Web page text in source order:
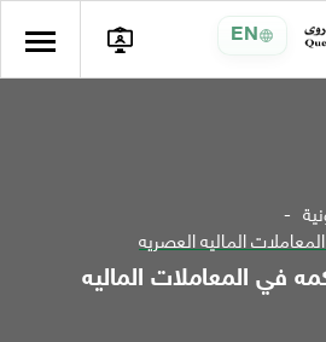
EN
الماليه العصريه
في المعاملات الماليه